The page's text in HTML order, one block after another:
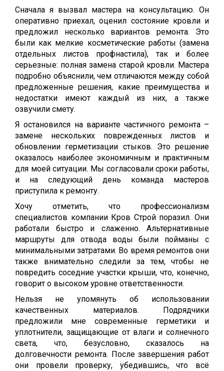
Сначала я вызвал мастера на консультацию. Он
оперативно приехал, оценил состояние кровли и
предложил несколько вариантов ремонта. Это
были как мелкие косметические работы (замена
отдельных листов профнастила), так и более
серьезные: полная замена старой кровли. Мастера
подробно объяснили, чем отличаются между собой
предложенные решения, какие преимущества и
недостатки имеют каждый из них, а также
озвучили смету.
Я остановился на варианте частичного ремонта –
замене нескольких поврежденных листов и
обновлении герметизации стыков. Это решение
оказалось наиболее экономичным и практичным
для моей ситуации. Мы согласовали сроки работы,
и на следующий день команда мастеров
приступила к ремонту.
Хочу отметить, что профессионализм
специалистов компании Кров Строй поразил. Они
работали быстро и слаженно. Альтернативные
маршруты для отвода воды были пойманы с
минимальными затратами. Во время ремонтов они
также внимательно следили за тем, чтобы не
повредить соседние участки крыши, что, конечно,
говорит о высоком уровне ответственности.
Нельзя не упомянуть об использовании
качественных материалов. Подрядчики
предложили мне современные герметики и
уплотнители, защищающие от влаги и солнечного
света, что, безусловно, сказалось на
долговечности ремонта. После завершения работ
они провели проверку, убедившись, что всё